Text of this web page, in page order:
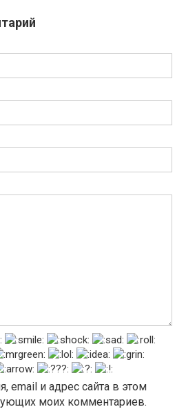
email и адрес сайта в этом
моих комментариев.